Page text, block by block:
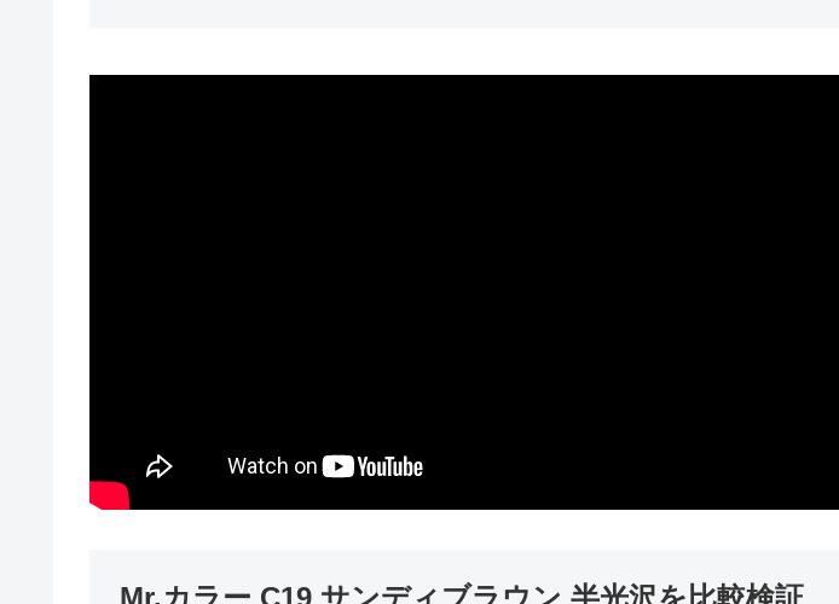
Mr.カラー C19 サンディブラウン 半光沢を比較検証